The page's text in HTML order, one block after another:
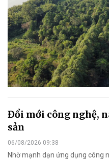
Đổi mới công nghệ,
sản
06/08/2026 09:38
Nhờ mạnh dạn ứng dụng công